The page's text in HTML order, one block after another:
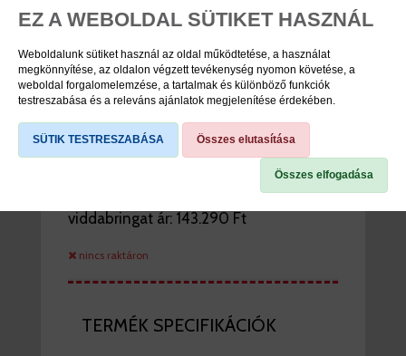
EZ A WEBOLDAL SÜTIKET HASZNÁL
Weboldalunk sütiket használ az oldal működtetése, a használat
megkönnyítése, az oldalon végzett tevékenység nyomon követése, a
weboldal forgalomelemzése, a tartalmak és különböző funkciók
testreszabása és a releváns ajánlatok megjelenítése érdekében.
SÜTIK TESTRESZABÁSA Összes elutasítása
Összes elfogadása
VILLA 29 TELESZK A-
HEAD TAPER 1-1/8-
1,5X250M
RAIDON34X-BOOST-
EQ-2CR-DS 15LH-110
120MM MATT FEKETE
viddabringat ár: 143.290 Ft
nincs raktáron
TERMÉK SPECIFIKÁCIÓK